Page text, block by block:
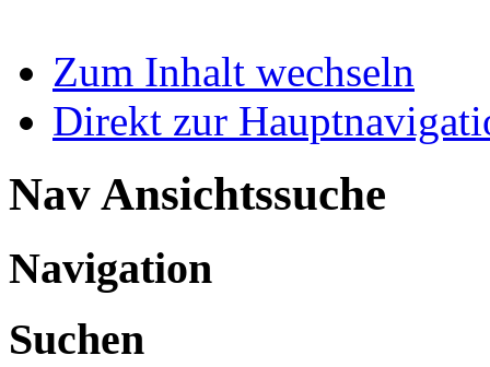
Zum Inhalt wechseln
Direkt zur
Nav Ansichtssuche
Navigation
Suchen